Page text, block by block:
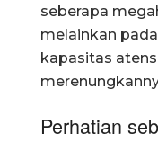
seberapa
melainkan
kapasitas
Perhatian